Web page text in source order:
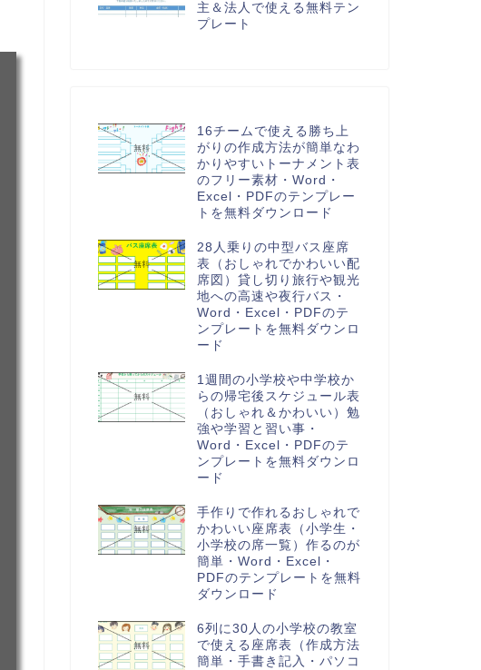
主＆法人で使える無料テン
プレート
16チームで使える勝ち上
がりの作成方法が簡単なわ
かりやすいトーナメント表
のフリー素材・Word・
Excel・PDFのテンプレー
トを無料ダウンロード
28人乗りの中型バス座席
表（おしゃれでかわいい配
席図）貸し切り旅行や観光
地への高速や夜行バス・
Word・Excel・PDFのテ
ンプレートを無料ダウンロ
ード
1週間の小学校や中学校か
らの帰宅後スケジュール表
（おしゃれ＆かわいい）勉
強や学習と習い事・
Word・Excel・PDFのテ
ンプレートを無料ダウンロ
ード
手作りで作れるおしゃれで
かわいい座席表（小学生・
小学校の席一覧）作るのが
簡単・Word・Excel・
PDFのテンプレートを無料
ダウンロード
6列に30人の小学校の教室
で使える座席表（作成方法
簡単・手書き記入・パソコ